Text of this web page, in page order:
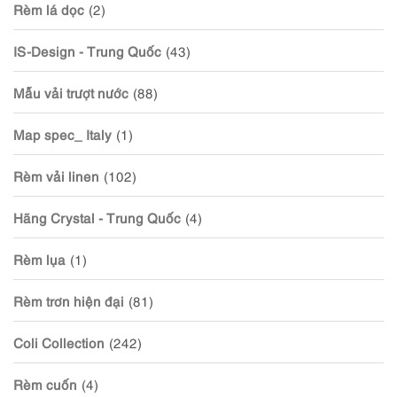
Rèm lá dọc (2)
IS-Design - Trung Quốc (43)
Mẫu vải trượt nước (88)
Map spec_ Italy (1)
Rèm vải linen (102)
Hãng Crystal - Trung Quốc (4)
Rèm lụa (1)
Rèm trơn hiện đại (81)
Coli Collection (242)
Rèm cuốn (4)